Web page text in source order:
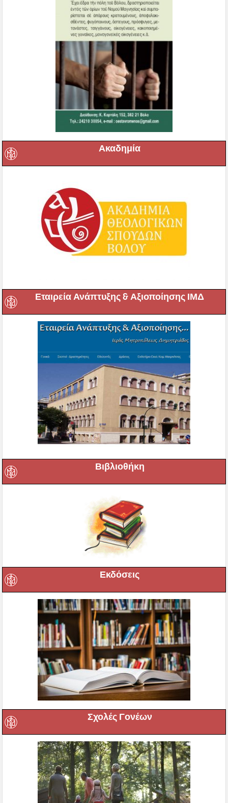
Ακαδημία
Εταιρεία Ανάπτυξης & Αξιοποίησης ΙΜΔ
Βιβλιοθήκη
Εκδόσεις
Σχολές Γονέων